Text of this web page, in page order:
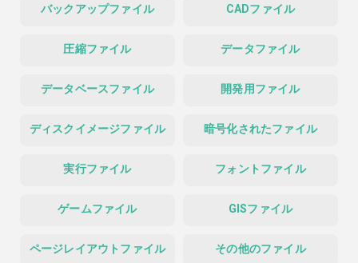
バックアップファイル CADファイル
圧縮ファイル データファイル
データベースファイル 開発用ファイル
ディスクイメージファイル 暗号化されたファイル
実行ファイル フォントファイル
ゲームファイル GISファイル
ページレイアウトファイル その他のファイル